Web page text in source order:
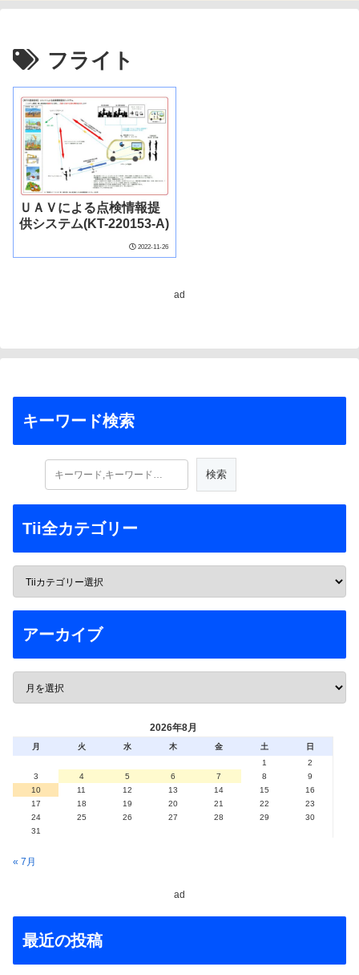
フライト
ＵＡＶによる点検情報提
供システム(KT-220153-A)
2022-11-26
ad
キーワード検索
Tii全カテゴリー
アーカイブ
2026年8月
月 火 水 木 金 土
日
1
2
3
4 5 6 7 8
9
10
11 12 13 14 15
16
17
18 19 20 21 22
23
24
25 26 27 28 29
30
31
« 7月
ad
最近の投稿